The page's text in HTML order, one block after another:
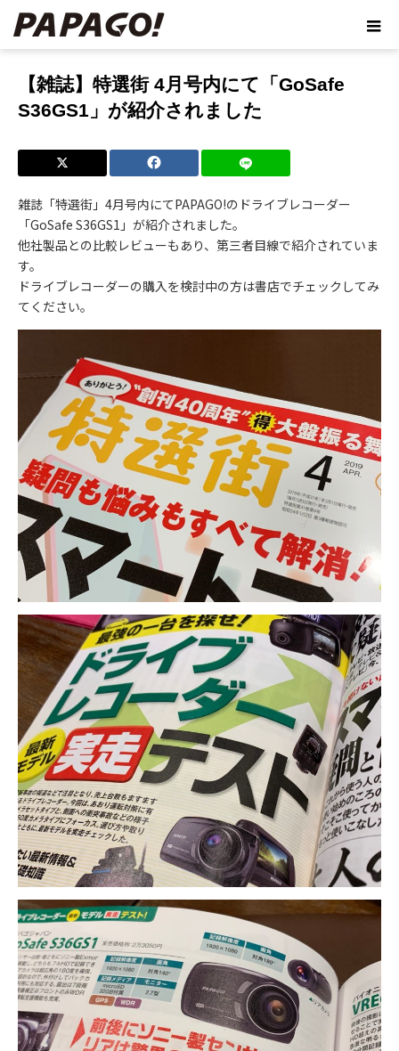
ブログ 【雑誌】特選街 4月号内にて「GoSafe S36GS1」
が紹介されました
【雑誌】特選街 4月号内にて「GoSafe
S36GS1」が紹介されました
雑誌「特選街」4月号内にてPAPAGO!のドライブレコーダー
「GoSafe S36GS1」が紹介されました。
他社製品との比較レビューもあり、第三者目線で紹介されていま
す。
ドライブレコーダーの購入を検討中の方は書店でチェックしてみ
てください。